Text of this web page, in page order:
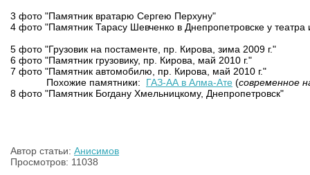
3 фото "Памятник вратарю Сергею Перхуну"
4 фото "Памятник Тарасу Шевченко в Днепропетровске у
5 фото "Грузовик на постаменте, пр. Кирова, зима 2009 г."
6 фото "Памятник грузовику, пр. Кирова, май 2010 г."
7 фото "Памятник автомобилю, пр. Кирова, май 2010 г."
Похожие памятники: ГАЗ-АА в Алма-Ате (современное
8 фото "Памятник Богдану Хмельницкому, Днепропетровск"
Автор статьи: Анисимов
Просмотров: 11038